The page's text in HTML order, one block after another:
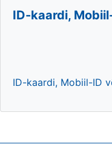
ID-kaardi,
ID-kaardi, Mobiil-ID